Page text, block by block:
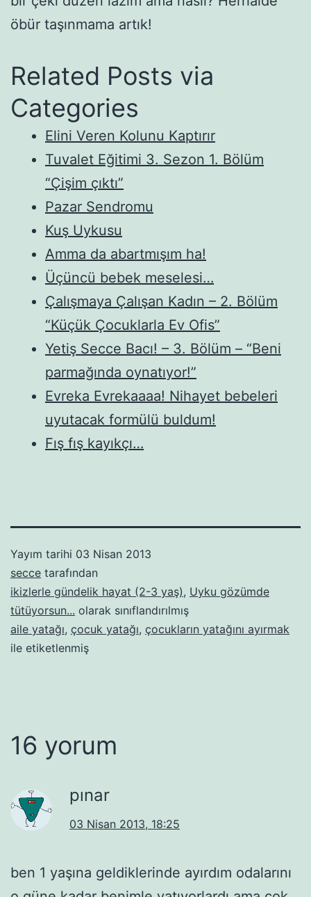
öbür taşınmama artık!
Related Posts via
Categories
Elini Veren Kolunu Kaptırır
Tuvalet Eğitimi 3. Sezon 1. Bölüm
“Çişim çıktı”
Pazar Sendromu
Kuş Uykusu
Amma da abartmışım ha!
Üçüncü bebek meselesi…
Çalışmaya Çalışan Kadın – 2. Bölüm
“Küçük Çocuklarla Ev Ofis”
Yetiş Secce Bacı! – 3. Bölüm – “Beni
parmağında oynatıyor!”
Evreka Evrekaaaa! Nihayet bebeleri
uyutacak formülü buldum!
Fış fış kayıkçı…
Yayım tarihi 03 Nisan 2013
secce tarafından
ikizlerle gündelik hayat (2-3 yaş), Uyku gözümde
tütüyorsun... olarak sınıflandırılmış
aile yatağı, çocuk yatağı, çocukların yatağını ayırmak
ile etiketlenmiş
16 yorum
pınar
03 Nisan 2013, 18:25
ben 1 yaşına geldiklerinde ayırdım odalarını